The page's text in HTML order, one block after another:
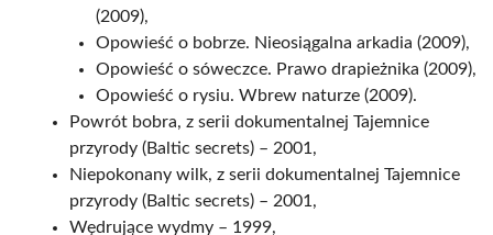
(2009),
Opowieść o bobrze. Nieosiągalna arkadia (2009),
Opowieść o sóweczce. Prawo drapieżnika (2009),
Opowieść o rysiu. Wbrew naturze (2009).
Powrót bobra, z serii dokumentalnej Tajemnice
przyrody (Baltic secrets) – 2001,
Niepokonany wilk, z serii dokumentalnej Tajemnice
przyrody (Baltic secrets) – 2001,
Wędrujące wydmy – 1999,